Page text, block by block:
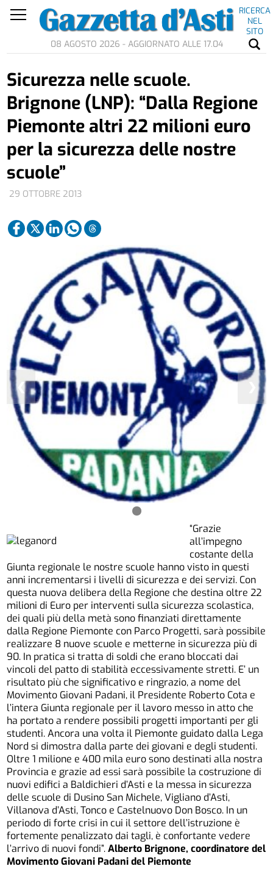
RICERCA
NEL
SITO
08 AGOSTO 2026 - AGGIORNATO ALLE 17.04
29 OTTOBRE 2013
Sicurezza nelle scuole.
Brignone (LNP): “Dalla Regione
Piemonte altri 22 milioni euro
per la sicurezza delle nostre
scuole”
❮
“Grazie
all’impegno
costante della
Giunta regionale le nostre scuole hanno visto in questi
anni incrementarsi i livelli di sicurezza e dei servizi. Con
questa nuova delibera della Regione che destina oltre 22
milioni di Euro per interventi sulla sicurezza scolastica,
dei quali più della metà sono finanziati direttamente
dalla Regione Piemonte con Parco Progetti, sarà possibile
realizzare 8 nuove scuole e metterne in sicurezza più di
90. In pratica si tratta di soldi che erano bloccati dai
vincoli del patto di stabilità eccessivamente stretti. E’ un
risultato più che significativo e ringrazio, a nome del
Movimento Giovani Padani, il Presidente Roberto Cota e
l’intera Giunta regionale per il lavoro messo in atto che
ha portato a rendere possibili progetti importanti per gli
studenti. Ancora una volta il Piemonte guidato dalla Lega
Nord si dimostra dalla parte dei giovani e degli studenti.
Oltre 1 milione e 400 mila euro sono destinati alla nostra
Provincia e grazie ad essi sarà possibile la costruzione di
nuovi edifici a Baldichieri d’Asti e la messa in sicurezza
delle scuole di Dusino San Michele, Vigliano d’Asti,
Villanova d’Asti, Tonco e Castelnuovo Don Bosco. In un
periodo di forte crisi in cui il settore dell’istruzione è
fortemente penalizzato dai tagli, è confortante vedere
l’arrivo di nuovi fondi”.Alberto Brignone, coordinatore del
Movimento Giovani Padani del Piemonte